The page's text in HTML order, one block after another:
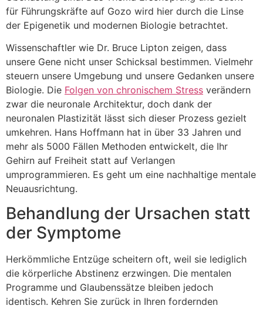
für Führungskräfte auf Gozo wird hier durch die Linse
der Epigenetik und modernen Biologie betrachtet.
Wissenschaftler wie Dr. Bruce Lipton zeigen, dass
unsere Gene nicht unser Schicksal bestimmen. Vielmehr
steuern unsere Umgebung und unsere Gedanken unsere
Biologie. Die Folgen von chronischem Stress verändern
zwar die neuronale Architektur, doch dank der
neuronalen Plastizität lässt sich dieser Prozess gezielt
umkehren. Hans Hoffmann hat in über 33 Jahren und
mehr als 5000 Fällen Methoden entwickelt, die Ihr
Gehirn auf Freiheit statt auf Verlangen
umprogrammieren. Es geht um eine nachhaltige mentale
Neuausrichtung.
Behandlung der Ursachen statt
der Symptome
Herkömmliche Entzüge scheitern oft, weil sie lediglich
die körperliche Abstinenz erzwingen. Die mentalen
Programme und Glaubenssätze bleiben jedoch
identisch. Kehren Sie zurück in Ihren fordernden